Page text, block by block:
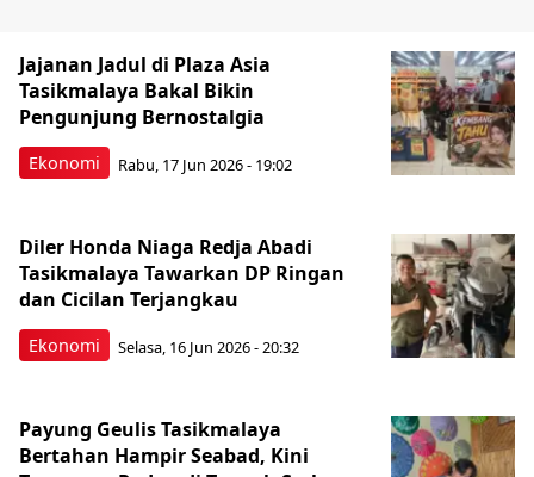
Ekonomi
Jajanan Jadul di Plaza Asia
Tasikmalaya Bakal Bikin
Pengunjung Bernostalgia
Rabu, 17 Jun 2026 - 19:02
Ekonomi
Diler Honda Niaga Redja Abadi
Tasikmalaya Tawarkan DP Ringan
dan Cicilan Terjangkau
Selasa, 16 Jun 2026 - 20:32
Payung Geulis Tasikmalaya
Bertahan Hampir Seabad, Kini